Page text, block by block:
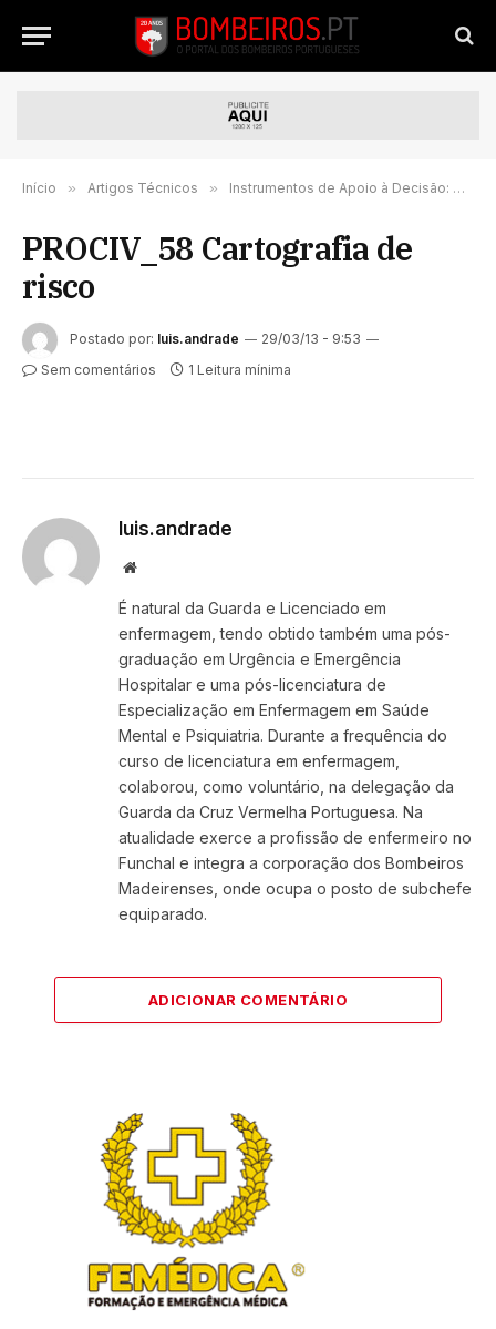
Início » Artigos Técnicos » Instrumentos de Apoio à Decisão: Cartografia de risco
PROCIV_58 Cartografia de
risco
Postado por: luis.andrade
29/03/13 - 9:53
Sem comentários
1 Leitura mínima
luis.andrade
Website
É natural da Guarda e Licenciado em
enfermagem, tendo obtido também uma pós-
graduação em Urgência e Emergência
Hospitalar e uma pós-licenciatura de
Especialização em Enfermagem em Saúde
Mental e Psiquiatria. Durante a frequência do
curso de licenciatura em enfermagem,
colaborou, como voluntário, na delegação da
Guarda da Cruz Vermelha Portuguesa. Na
atualidade exerce a profissão de enfermeiro no
Funchal e integra a corporação dos Bombeiros
Madeirenses, onde ocupa o posto de subchefe
equiparado.
ADICIONAR COMENTÁRIO